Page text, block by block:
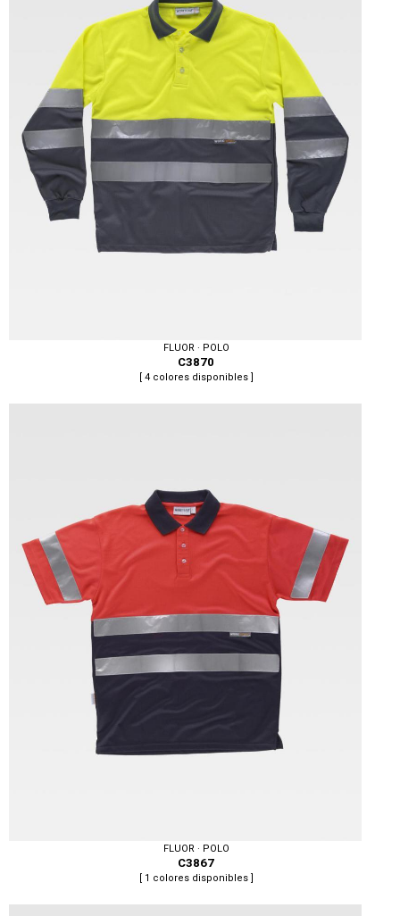
Tallas: S, M, L, XL, XXL, 3XL
Tallas: S, M, L, XL, XXL, 3XL, 4XL, 5XL, 6XL
FLUOR · POLO
C3870
[ 4 colores disponibles ]
FLUOR · POLO
C3867
[ 1 colores disponibles ]